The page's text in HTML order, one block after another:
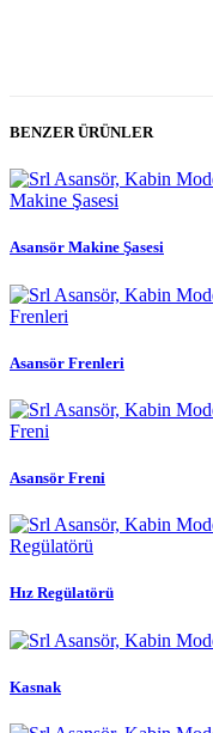
BENZER ÜRÜNLER
Asansör Makine Şasesi
Asansör Frenleri
Asansör Freni
Hız Regülatörü
Kasnak